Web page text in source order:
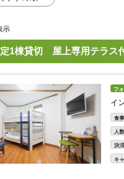
示
1棟貸切 屋上専用テラス
フ
イ
食事
人数
決済
キ